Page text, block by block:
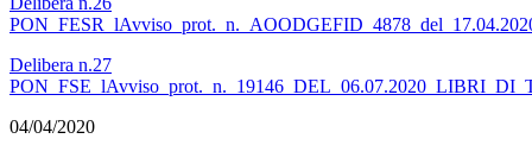
Delibera n.27
04/04/2020